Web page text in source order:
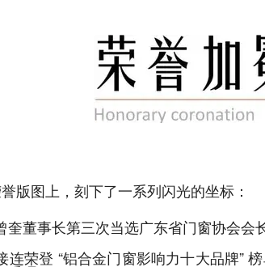
版图上，刻下了一系列闪光的坐标：
奎董事长第三次当选广东省门窗协会会
连荣登 “铝合金门窗影响力十大品牌”